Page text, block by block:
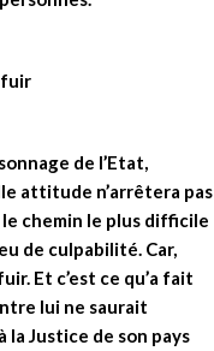
fuir
de l’Etat,
attitude n’arrêtera pas
chemin le plus difficile
de culpabilité. Car,
Et c’est ce qu’a fait
lui ne saurait
Justice de son pays